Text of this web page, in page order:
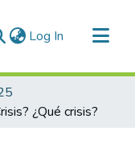
Log In (current)
¿Qué crisis?